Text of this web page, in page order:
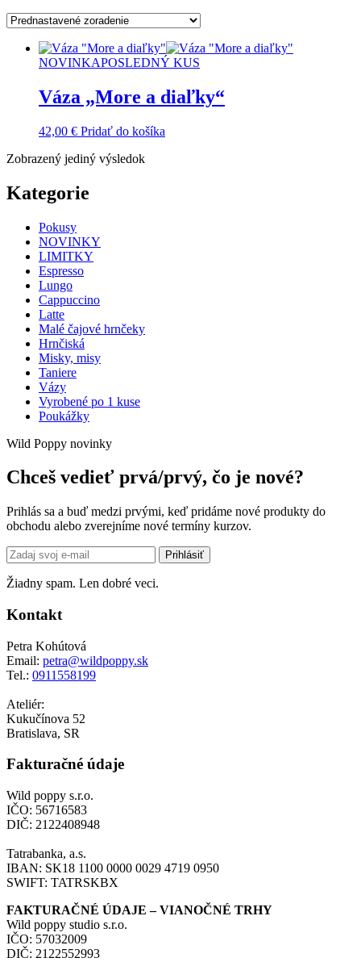
NOVINKAPOSLEDNÝ KUS
Váza „More a diaľky“
42,00 € Pridať do košíka
Zobrazený jediný výsledok
Kategorie
Pokusy
NOVINKY
LIMITKY
Espresso
Lungo
Cappuccino
Latte
Malé čajové hrnčeky
Hrnčiská
Misky, misy
Taniere
Vázy
Vyrobené po 1 kuse
Poukážky
Wild Poppy novinky
Chceš vedieť prvá/prvý, čo je nové?
Prihlás sa a buď medzi prvými, keď pridáme nové produkty do
obchodu alebo zverejníme nové termíny kurzov.
Email
address
Prihlásiť
Žiadny spam. Len dobré veci.
Kontakt
Petra Kohútová
Email: petra@wildpoppy.sk
Tel.: 0911558199
Ateliér:
Kukučínova 52
Bratislava, SR
Fakturačné údaje
Wild poppy s.r.o.
IČO: 56716583
DIČ: 2122408948
Tatrabanka, a.s.
IBAN: SK18 1100 0000 0029 4719 0950
SWIFT: TATRSKBX
FAKTURAČNÉ ÚDAJE – VIANOČNÉ TRHY
Wild poppy studio s.r.o.
IČO: 57032009
DIČ: 2122552993